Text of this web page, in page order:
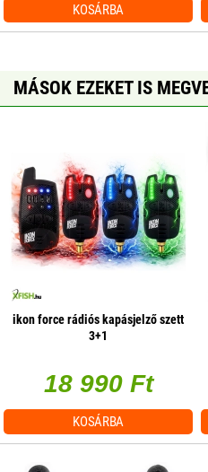
KOSÁRBA
MÁSOK EZEKET IS
ikon force rádiós kapásjelző szett
3+1
18 990 Ft
KOSÁRBA